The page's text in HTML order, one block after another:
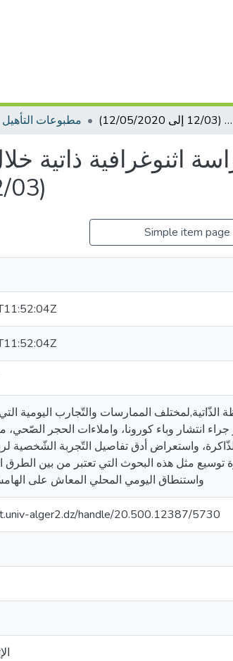
مطبوعات التأهيل الحجر الصحي: تأمّلات باحثة دراسة اثنوغرافية ذاتية خلال فترة الحجر الصّحي (12/03 إلى 12/05/2020)
اثنوغرافية ذاتية
(12/03 إلى 12/05/2020)
Simple item page
الذّاتية,لمختلف الممارسات والتّجارب اليومية
انتشار وباء كورونا، واملاءات الحجر
واستعراض أدق تفاصيل التّجربة الشّخصية
توسيع مثل هذه البحوث التي تعتبر من بين الطرق
واستنطاق اليومي المحلي المعاش على
alger2.dz/handle/20.500.12387/5730